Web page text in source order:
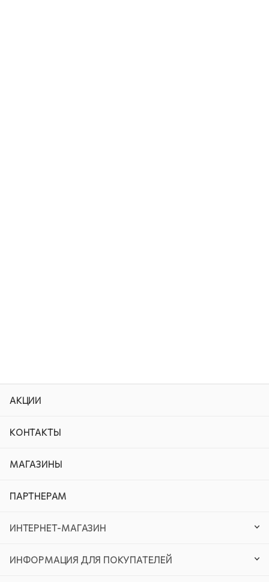
АКЦИИ
КОНТАКТЫ
МАГАЗИНЫ
ПАРТНЕРАМ
ИНТЕРНЕТ-МАГАЗИН
ИНФОРМАЦИЯ ДЛЯ ПОКУПАТЕЛЕЙ